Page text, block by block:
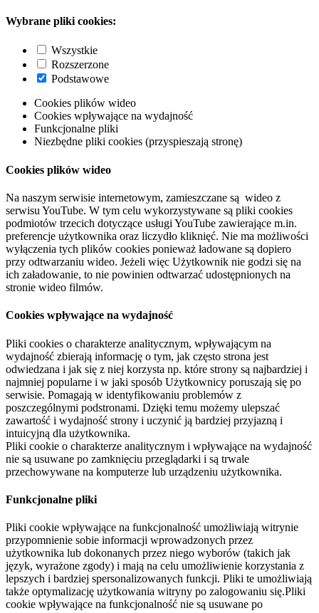
Wybrane pliki cookies:
Wszystkie
Rozszerzone
Podstawowe
Cookies plików wideo
Cookies wpływające na wydajność
Funkcjonalne pliki
Niezbędne pliki cookies (przyspieszają stronę)
Cookies plików wideo
Na naszym serwisie internetowym, zamieszczane są wideo z
serwisu YouTube. W tym celu wykorzystywane są pliki cookies
podmiotów trzecich dotyczące usługi YouTube zawierające m.in.
preferencje użytkownika oraz liczydło kliknięć. Nie ma możliwości
wyłączenia tych plików cookies ponieważ ładowane są dopiero
przy odtwarzaniu wideo. Jeżeli więc Użytkownik nie godzi się na
ich załadowanie, to nie powinien odtwarzać udostępnionych na
stronie wideo filmów.
Cookies wpływające na wydajność
Pliki cookies o charakterze analitycznym, wpływającym na
wydajność zbierają informację o tym, jak często strona jest
odwiedzana i jak się z niej korzysta np. które strony są najbardziej i
najmniej popularne i w jaki sposób Użytkownicy poruszają się po
serwisie. Pomagają w identyfikowaniu problemów z
poszczególnymi podstronami. Dzięki temu możemy ulepszać
zawartość i wydajność strony i uczynić ją bardziej przyjazną i
intuicyjną dla użytkownika.
Pliki cookie o charakterze analitycznym i wpływające na wydajność
nie są usuwane po zamknięciu przeglądarki i są trwale
przechowywane na komputerze lub urządzeniu użytkownika.
Funkcjonalne pliki
Pliki cookie wpływające na funkcjonalność umożliwiają witrynie
przypomnienie sobie informacji wprowadzonych przez
użytkownika lub dokonanych przez niego wyborów (takich jak
język, wyrażone zgody) i mają na celu umożliwienie korzystania z
lepszych i bardziej spersonalizowanych funkcji. Pliki te umożliwiają
także optymalizację użytkowania witryny po zalogowaniu się.Pliki
cookie wpływające na funkcjonalność nie są usuwane po